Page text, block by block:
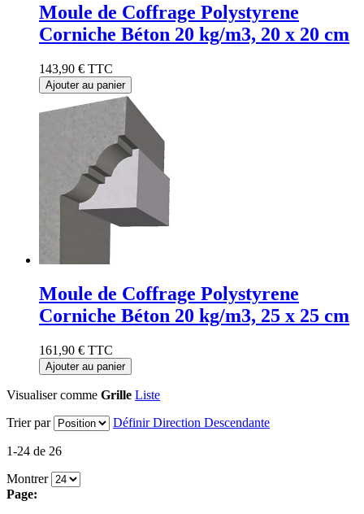
Moule de Coffrage Polystyrene
Corniche Béton 20 kg/m3, 20 x 20 cm
143,90 € TTC
Ajouter au panier
Moule de Coffrage Polystyrene
Corniche Béton 20 kg/m3, 25 x 25 cm
161,90 € TTC
Ajouter au panier
Visualiser comme Grille Liste
Trier par
Définir Direction Descendante
1-24 de 26
Montrer
Page: